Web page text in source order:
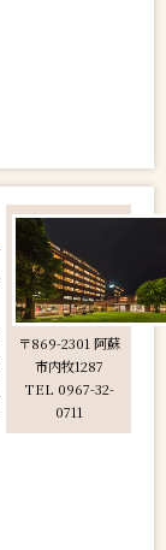
〒869-2301 阿蘇
市内牧1287
TEL 0967-32-
0711